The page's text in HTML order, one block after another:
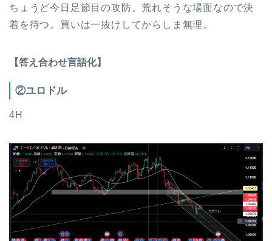
ちょうど今日足節目の攻防。荒れそうな場面なので決
着を待つ。買いは一抜けしてからしま無理。
【答え合わせ言語化】
②ユロドル
4H